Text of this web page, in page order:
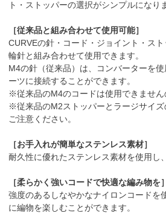
ト・ストッパーの選択がシンプルになり
［従来品と組み合わせて使用可能］
CURVEの針・コード・ジョイント・ス
輪針と組み合わせて使用できます。
M4の針（従来品）は、コンバーターを
ーツに接続することができます。
※従来品のM4のコードは使用できません
※従来品のM2ストッパーとラージサイ
ご注意ください。
［お手入れが簡単なステンレス素材］
耐久性に優れたステンレス素材を使用し
［柔らかく強いコードで快適な編み物を］
強度のあるしなやかなナイロンコードを
に編物を楽しむことができます。